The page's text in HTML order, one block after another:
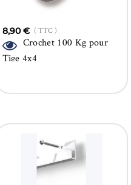
8,90 € ( TTC )
Crochet 100 Kg pour
Tige 4x4